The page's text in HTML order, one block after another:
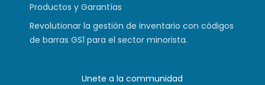
Productos y Garantías
Revolutionar la gestión de inventario con códigos
de barras GS1 para el sector minorista.
Unete a la communidad